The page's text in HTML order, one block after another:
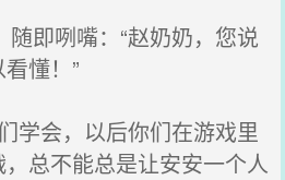
即咧嘴：“赵奶奶，您说
懂！”
学会，以后你们在游戏里
总不能总是让安安一个人